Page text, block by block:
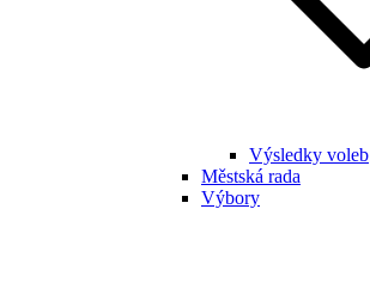
Výsledky voleb
Městská rada
Výbory